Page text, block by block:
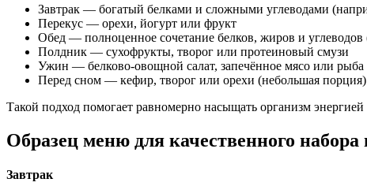
Завтрак — богатый белками и сложными углеводами
Перекус — орехи, йогурт или фрукт
Обед — полноценное сочетание белков, жиров и
Полдник — сухофрукты, творог или протеиновый смузи
Ужин — белково-овощной салат, запечённое мясо или рыба
Перед сном — кефир, творог или орехи (небольшая порция)
Такой подход помогает равномерно насыщать организм
Образец меню для качественного набора
Завтрак